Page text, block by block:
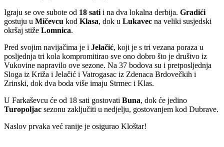
Igraju se ove subote od 18 sati i na dva lokalna derbija. Gradići
gostuju u Mičevcu kod Klasa, dok u Lukavec na veliki susjedski
okršaj stiže Lomnica.
Pred svojim navijačima je i Jelačić, koji je s tri vezana poraza u
posljednja tri kola kompromitirao sve ono dobro što je društvo iz
Vukovine napravilo ove sezone. Na 37 bodova su i pretposljednja
Sloga iz Križa i Jelačić i Vatrogasac iz Zdenaca Brdovečkih i
Zrinski, dok dva boda više imaju Strmec i Klas.
U Farkaševcu će od 18 sati gostovati Buna, dok će jedino
Turopoljac sezonu zaključiti u nedjelju, gostovanjem kod Dubrave.
Naslov prvaka već ranije je osigurao Kloštar!